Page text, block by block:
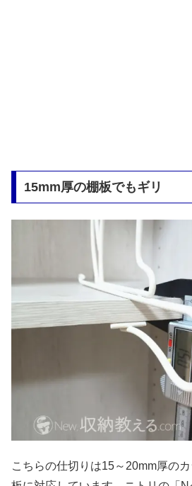
15mm厚の棚板でもギリ
こちらの仕切りは15～20mm厚の